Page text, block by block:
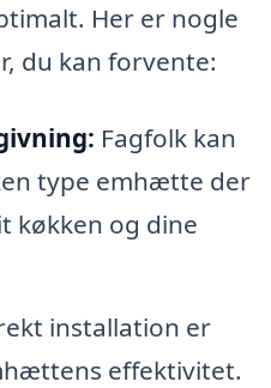
Her er nogle
du kan forvente:
Fagfolk kan
type emhætte der
køkken og dine
installation er
effektivitet.